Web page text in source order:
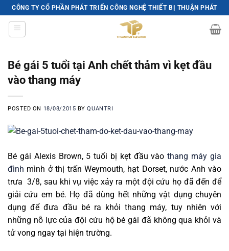
Skip
to
content
CÔNG TY CỔ PHẦN PHÁT TRIỂN CÔNG NGHỆ THIẾT BỊ THUẬN PHÁT
Bé gái 5 tuổi tại Anh chết thảm vì kẹt đầu
vào thang máy
POSTED ON 18/08/2015 BYQUANTRI
Bé gái Alexis Brown, 5 tuổi bị kẹt đầu vàothang máy gia
đình mình ở thị trấn Weymouth, hạt Dorset, nước Anh vào
trưa 3/8, sau khi vụ việc xảy ra một đội cứu họ đã đến để
giải cứu em bé. Họ đã dùng hết những vật dụng chuyên
dụng để đưa đầu bé ra khỏi thang máy, tuy nhiên với
những nỗ lực của đội cứu hộ bé gái đã không qua khỏi và
tử vong ngay tại hiện trường.